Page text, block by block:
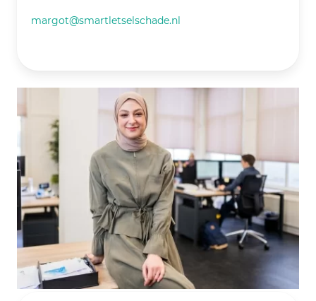
margot@smartletselschade.nl